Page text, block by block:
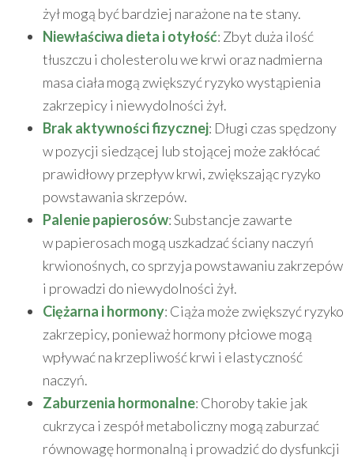
żył mogą być bardziej narażone na te stany.
Niewłaściwa dieta i otyłość: Zbyt duża ilość
tłuszczu i cholesterolu we krwi oraz nadmierna
masa ciała mogą zwiększyć ryzyko wystąpienia
zakrzepicy i niewydolności żył.
Brak aktywności fizycznej: Długi czas spędzony
w pozycji siedzącej lub stojącej może zakłócać
prawidłowy przepływ krwi, zwiększając ryzyko
powstawania skrzepów.
Palenie papierosów: Substancje zawarte
w papierosach mogą uszkadzać ściany naczyń
krwionośnych, co sprzyja powstawaniu zakrzepów
i prowadzi do niewydolności żył.
Ciężarna i hormony: Ciąża może zwiększyć ryzyko
zakrzepicy, ponieważ hormony płciowe mogą
wpływać na krzepliwość krwi i elastyczność
naczyń.
Zaburzenia hormonalne: Choroby takie jak
cukrzyca i zespół metaboliczny mogą zaburzać
równowagę hormonalną i prowadzić do dysfunkcji